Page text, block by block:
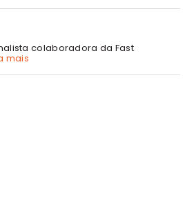
colaboradora da Fast
mais